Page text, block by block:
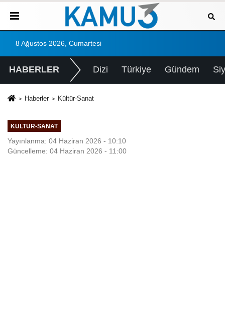
8 Ağustos 2026, Cumartesi
HABERLER Dizi Türkiye Gündem
Haberler Kültür-Sanat
KÜLTÜR-SANAT
Yayınlanma: 04 Haziran 2026 - 10:10
Güncelleme: 04 Haziran 2026 - 11:00